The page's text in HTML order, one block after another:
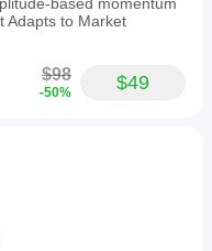
Adapts to Market
$98
-50% $49